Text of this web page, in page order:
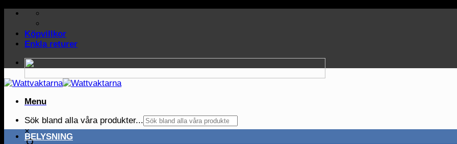
Skip
contentKöpvillkor
Enkla returer
Menu
Sök bland alla våra produkter...
×
BELYSNING